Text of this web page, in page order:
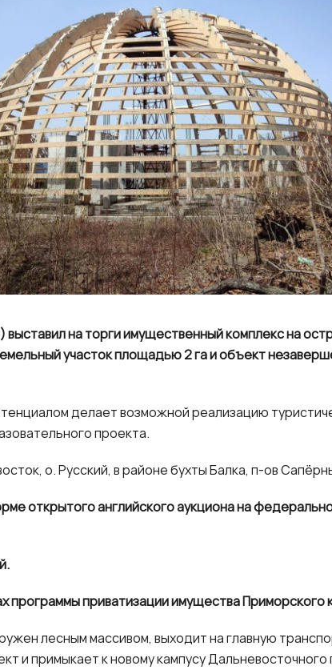
на торги имущественный комплекс на
участок площадью 2 га и объект
делает возможной реализацию
проекта.
о. Русский, в районе бухты Балка, п-ов
открытого английского аукциона на
программы приватизации имущества Приморского
лесным массивом, выходит на главную
и примыкает к новому кампусу